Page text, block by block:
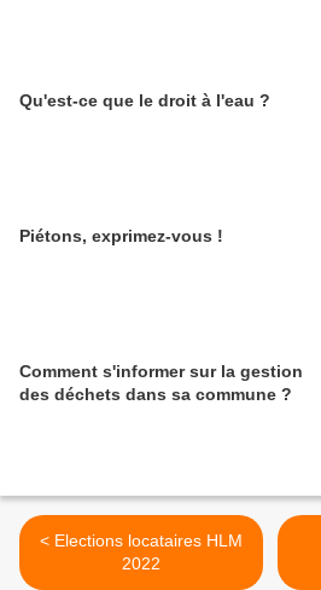
Qu'est-ce que le droit à l'eau ?
Piétons, exprimez-vous !
Comment s'informer sur la gestion
des déchets dans sa commune ?
< Elections locataires HLM
2022